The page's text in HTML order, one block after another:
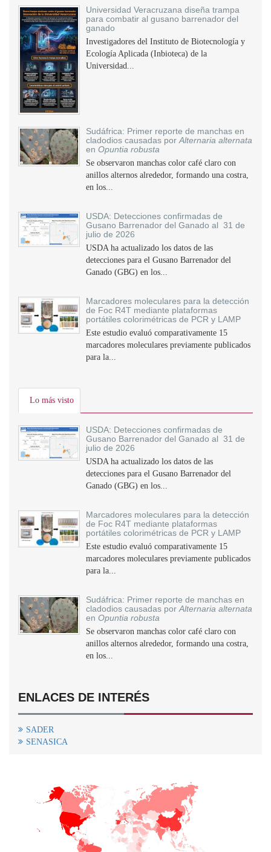
Universidad Veracruzana diseña trampa
para combatir al gusano barrenador del
ganado
Investigadores del Instituto de Biotecnología y
Ecología Aplicada (Inbioteca) de la
Universidad...
Sudáfrica: Primer reporte de manchas en
cladodios causadas por Alternaria alternata
en Opuntia robusta
Se observaron manchas color café claro con
anillos alternos alrededor, formando una costra,
en los...
USDA: Detecciones confirmadas de
Gusano Barrenador del Ganado al 31 de
julio de 2026
USDA ha actualizado los datos de las
detecciones para el Gusano Barrenador del
Ganado (GBG) en los...
Marcadores moleculares para la detección
de Foc R4T mediante plataformas
portátiles colorimétricas de PCR y LAMP
Este estudio evaluó comparativamente 15
marcadores moleculares previamente publicados
para la...
Lo más visto
USDA: Detecciones confirmadas de
Gusano Barrenador del Ganado al 31 de
julio de 2026
USDA ha actualizado los datos de las
detecciones para el Gusano Barrenador del
Ganado (GBG) en los...
Marcadores moleculares para la detección
de Foc R4T mediante plataformas
portátiles colorimétricas de PCR y LAMP
Este estudio evaluó comparativamente 15
marcadores moleculares previamente publicados
para la...
Sudáfrica: Primer reporte de manchas en
cladodios causadas por Alternaria alternata
en Opuntia robusta
Se observaron manchas color café claro con
anillos alternos alrededor, formando una costra,
en los...
ENLACES DE INTERÉS
SADER
SENASICA